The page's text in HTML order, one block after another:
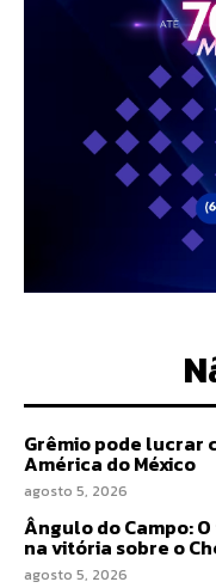
Grêmio pode lucrar
América do México
agosto 5, 2026
Ângulo do Campo:
na vitória sobre o
agosto 5, 2026